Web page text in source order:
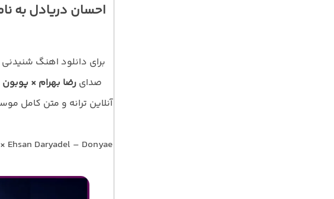
احسان دریادل به
برای دانلود اهنگ شنیدنی
صدای رضا بهرام ×
Ehsan Daryadel – Donyae